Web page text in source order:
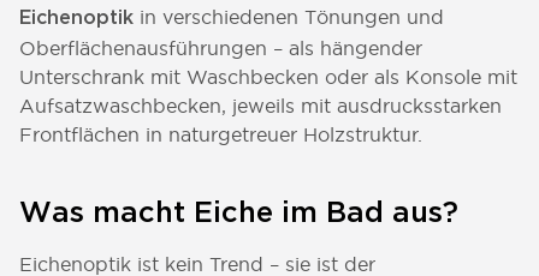
Eichenoptik in verschiedenen Tönungen und
Oberflächenausführungen – als hängender
Unterschrank mit Waschbecken oder als Konsole mit
Aufsatzwaschbecken, jeweils mit ausdrucksstarken
Frontflächen in naturgetreuer Holzstruktur.
Was macht Eiche im Bad aus?
Eichenoptik ist kein Trend – sie ist der